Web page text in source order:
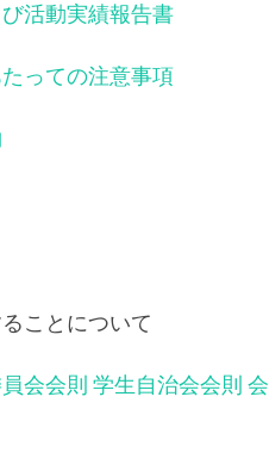
活動実績報告書
っての注意事項
ことについて
会会則 学生自治会会則